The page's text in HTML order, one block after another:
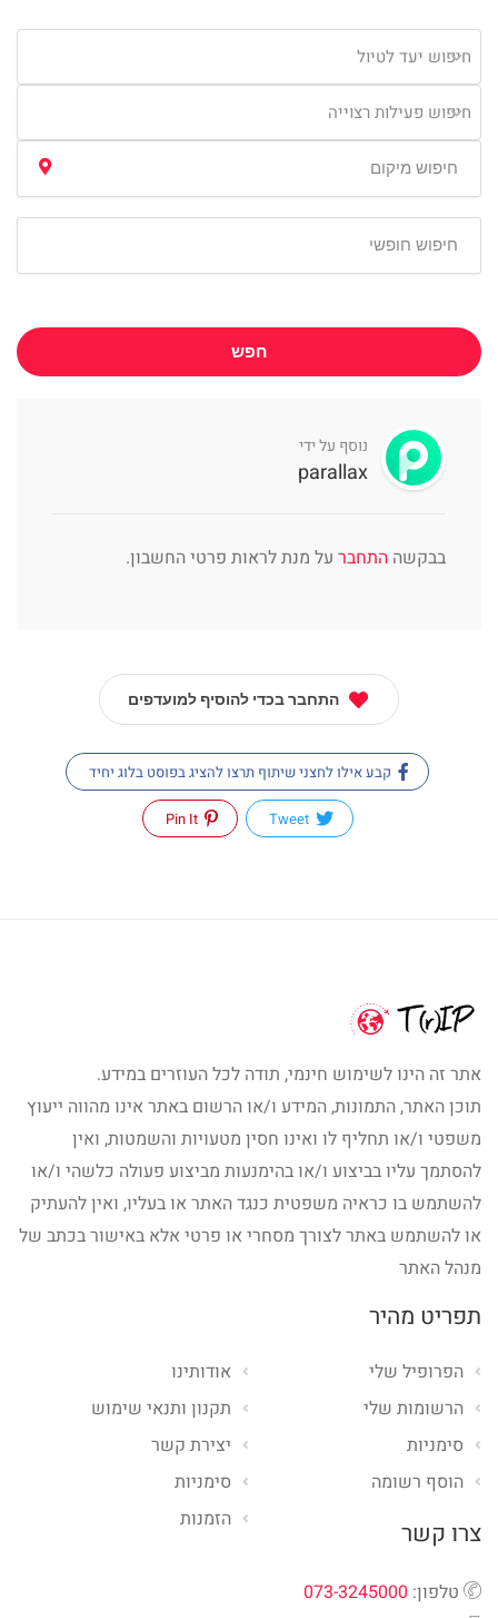
חיפוש יעד לטיול
חיפוש פעילות רצוייה
חפש
נוסף על ידי
parallax
בבקשה התחבר על מנת לראות פרטי החשבון.
התחבר בכדי להוסיף למועדפים
קבע אילו לחצני שיתוף תרצו להציג בפוסט בלוג יחיד
Tweet
Pin It
אתר זה הינו לשימוש חינמי, תודה לכל העוזרים במידע.
תוכן האתר, התמונות, המידע ו/או הרשום באתר אינו מהווה ייעוץ
משפטי ו/או תחליף לו ואינו חסין מטעויות והשמטות, ואין
להסתמך עליו בביצוע ו/או בהימנעות מביצוע פעולה כלשהי ו/או
להשתמש בו כראיה משפטית כנגד האתר או בעליו, ואין להעתיק
או להשתמש באתר לצורך מסחרי או פרטי אלא באישור בכתב של
מנהל האתר
תפריט מהיר
אודותינו
תקנון ותנאי שימוש
יצירת קשר
סימניות
הזמנות
הפרופיל שלי
הרשומות שלי
סימניות
הוסף רשומה
צרו קשר
טלפון: 073-3245000